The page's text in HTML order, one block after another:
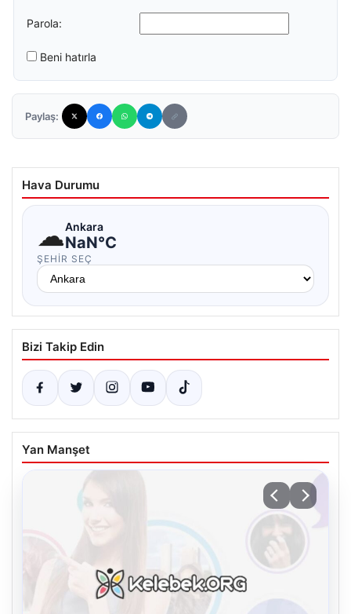
Parola:
Beni hatırla
Paylaş:
Hava Durumu
☁Ankara
NaN°C
ŞEHIR SEÇ
Bizi Takip Edin
Yan Manşet